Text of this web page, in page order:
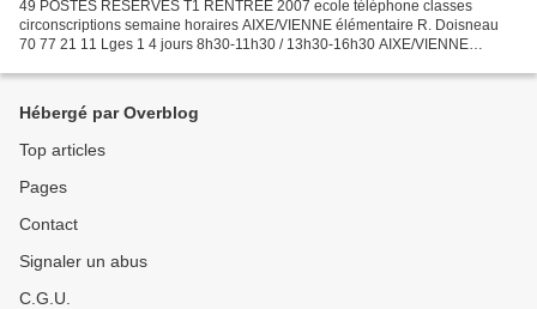
49 POSTES RESERVES T1 RENTREE 2007 ecole téléphone classes
circonscriptions semaine horaires AIXE/VIENNE élémentaire R. Doisneau
70 77 21 11 Lges 1 4 jours 8h30-11h30 / 13h30-16h30 AIXE/VIENNE
Hébergé par Overblog
Top articles
Pages
Contact
Signaler un abus
C.G.U.